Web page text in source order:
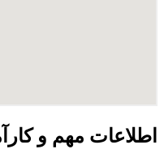
اطلاعات مهم و